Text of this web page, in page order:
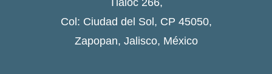
Col: Ciudad del Sol, CP 45050,
Zapopan, Jalisco, México